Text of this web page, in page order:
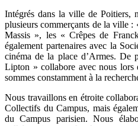
Intégrés dans la ville de Poitiers,
plusieurs commerçants de la ville
Massis », les « Crêpes de
également partenaires avec la
cinéma de la place d’Armes. De
Lipton » collabore avec nous lors
sommes constamment à la
Nous travaillons en étroite
Collectifs du Campus, mais
du Campus parisien. Nous